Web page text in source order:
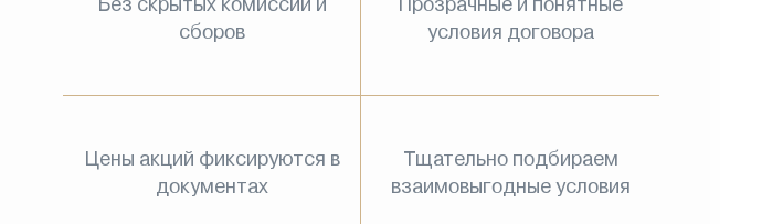
сборов
условия договора
Цены акций фиксируются в
документах
Тщательно подбираем
взаимовыгодные условия